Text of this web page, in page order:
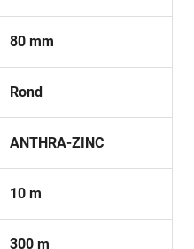
80 mm
Rond
ANTHRA-ZINC
10 m
300 m